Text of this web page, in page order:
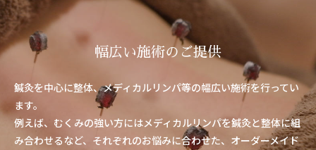
幅広い施術のご提供
鍼灸を中心に整体、メディカルリンパ等の幅広い施術を行ってい
ます。
例えば、むくみの強い方にはメディカルリンパを鍼灸と整体に組
み合わせるなど、それぞれのお悩みに合わせた、オーダーメイド